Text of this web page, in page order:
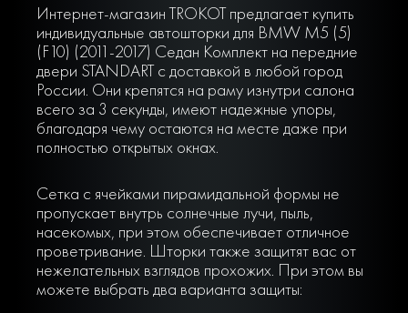
Интернет-магазин TROKOT предлагает купить
индивидуальные автошторки для BMW M5 (5)
(F10) (2011-2017) Седан Комплект на передние
двери STANDART с доставкой в любой город
России. Они крепятся на раму изнутри салона
всего за 3 секунды, имеют надежные упоры,
благодаря чему остаются на месте даже при
полностью открытых окнах.
Сетка с ячейками пирамидальной формы не
пропускает внутрь солнечные лучи, пыль,
насекомых, при этом обеспечивает отличное
проветривание. Шторки также защитят вас от
нежелательных взглядов прохожих. При этом вы
можете выбрать два варианта защиты: